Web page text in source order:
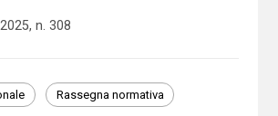
n. 308
Rassegna normativa